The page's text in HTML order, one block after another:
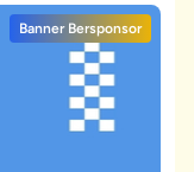
Banner Bersponsor